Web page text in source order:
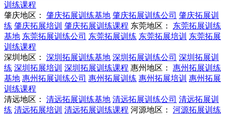
训练课程
肇庆地区：
肇庆拓展训练基地 肇庆拓展训练公司 肇庆拓展训
练 肇庆拓展培训 肇庆拓展训练课程 东莞地区：
东莞拓展训练
基地 东莞拓展训练公司 东莞拓展训练 东莞拓展培训 东莞拓展
训练课程
深圳地区：
深圳拓展训练基地 深圳拓展训练公司 深圳拓展训
练 深圳拓展培训 深圳拓展训练课程 惠州地区：
惠州拓展训练
基地 惠州拓展训练公司 惠州拓展训练 惠州拓展培训 惠州拓展
训练课程
清远地区：
清远拓展训练基地 清远拓展训练公司 清远拓展训
练 清远拓展培训 清远拓展训练课程 河源地区：
河源拓展训练